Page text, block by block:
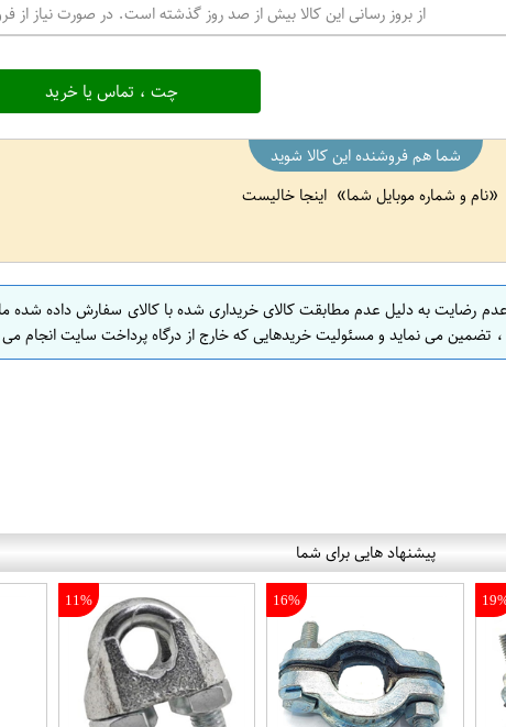
از بروز رسانی این کالا بیش از صد روز گذشته است. در صورت نیاز از
چت ، تماس یا خرید
شما هم فروشنده این کالا شوید
نام و شماره موبایل شما اینجا خالیست
رضایت به دلیل عدم مطابقت کالای خریداری شده با کالای سفارش داده شده
می نماید و مسئولیت خریدهایی که خارج از درگاه پرداخت سایت انجام می
پیشنهاد هایی برای شما
16%
11%